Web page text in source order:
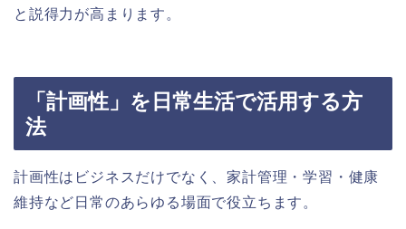
と説得力が高まります。
「計画性」を日常生活で活用する方
法
計画性はビジネスだけでなく、家計管理・学習・健康
維持など日常のあらゆる場面で役立ちます。